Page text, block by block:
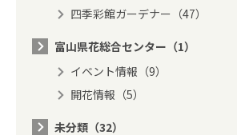
四季彩館ガーデナー（47）
富山県花総合センター（1）
イベント情報（9）
開花情報（5）
未分類（32）